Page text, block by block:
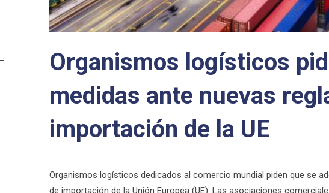
Organismos logísticos
medidas ante nuevas
importación de la UE
Organismos logísticos dedicados al comercio mundial piden que se
de importación de la Unión Europea (UE). Las asociaciones